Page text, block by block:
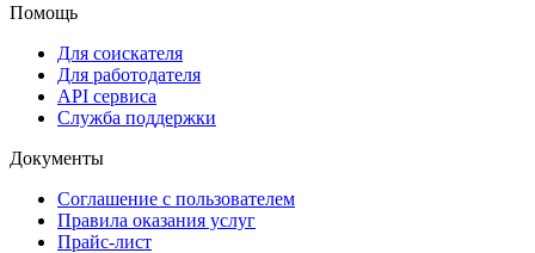
Помощь
Для соискателя
Для работодателя
API сервиса
Служба поддержки
Документы
Соглашение с пользователем
Правила оказания услуг
Прайс-лист